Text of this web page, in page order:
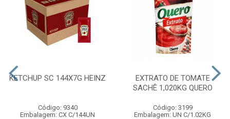
KETCHUP SC 144X7G HEINZ
Código: 9340
Embalagem: CX C/144UN
EXTRATO DE TOMATE
SACHÊ 1,020KG QUERO
Código: 3199
Embalagem: UN C/1.02KG